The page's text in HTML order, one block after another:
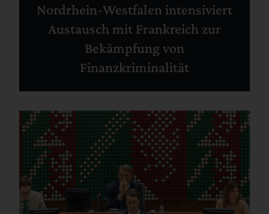
Nordrhein-Westfalen intensiviert
Austausch mit Frankreich zur
Bekämpfung von
Finanzkriminalität